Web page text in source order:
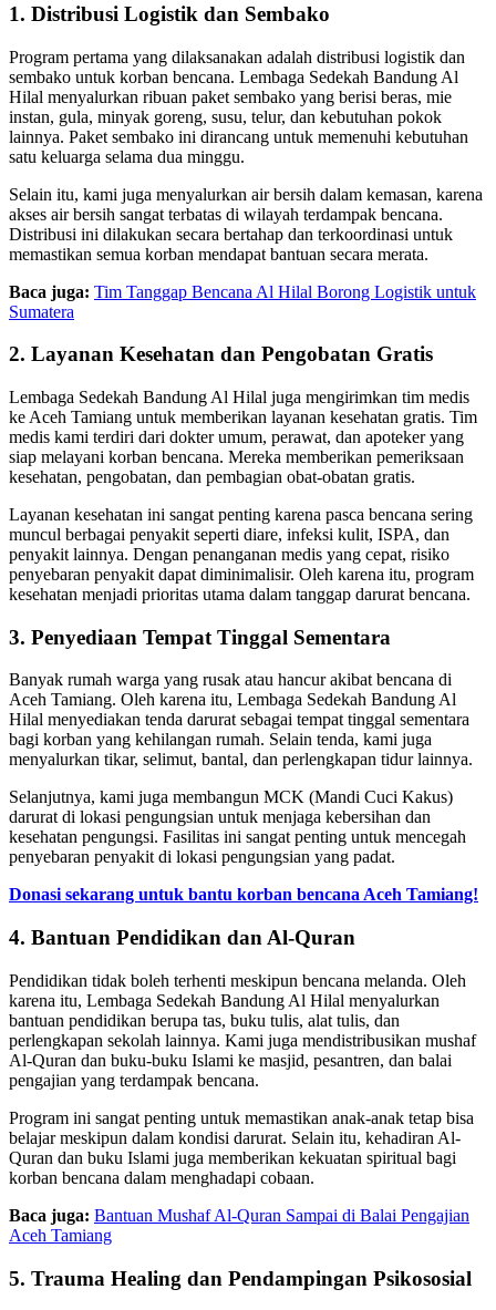
1. Distribusi Logistik dan Sembako
Program pertama yang dilaksanakan adalah distribusi logistik dan
sembako untuk korban bencana. Lembaga Sedekah Bandung Al
Hilal menyalurkan ribuan paket sembako yang berisi beras, mie
instan, gula, minyak goreng, susu, telur, dan kebutuhan pokok
lainnya. Paket sembako ini dirancang untuk memenuhi kebutuhan
satu keluarga selama dua minggu.
Selain itu, kami juga menyalurkan air bersih dalam kemasan, karena
akses air bersih sangat terbatas di wilayah terdampak bencana.
Distribusi ini dilakukan secara bertahap dan terkoordinasi untuk
memastikan semua korban mendapat bantuan secara merata.
Baca juga: Tim Tanggap Bencana Al Hilal Borong Logistik untuk
Sumatera
2. Layanan Kesehatan dan Pengobatan Gratis
Lembaga Sedekah Bandung Al Hilal juga mengirimkan tim medis
ke Aceh Tamiang untuk memberikan layanan kesehatan gratis. Tim
medis kami terdiri dari dokter umum, perawat, dan apoteker yang
siap melayani korban bencana. Mereka memberikan pemeriksaan
kesehatan, pengobatan, dan pembagian obat-obatan gratis.
Layanan kesehatan ini sangat penting karena pasca bencana sering
muncul berbagai penyakit seperti diare, infeksi kulit, ISPA, dan
penyakit lainnya. Dengan penanganan medis yang cepat, risiko
penyebaran penyakit dapat diminimalisir. Oleh karena itu, program
kesehatan menjadi prioritas utama dalam tanggap darurat bencana.
3. Penyediaan Tempat Tinggal Sementara
Banyak rumah warga yang rusak atau hancur akibat bencana di
Aceh Tamiang. Oleh karena itu, Lembaga Sedekah Bandung Al
Hilal menyediakan tenda darurat sebagai tempat tinggal sementara
bagi korban yang kehilangan rumah. Selain tenda, kami juga
menyalurkan tikar, selimut, bantal, dan perlengkapan tidur lainnya.
Selanjutnya, kami juga membangun MCK (Mandi Cuci Kakus)
darurat di lokasi pengungsian untuk menjaga kebersihan dan
kesehatan pengungsi. Fasilitas ini sangat penting untuk mencegah
penyebaran penyakit di lokasi pengungsian yang padat.
Donasi sekarang untuk bantu korban bencana Aceh Tamiang!
4. Bantuan Pendidikan dan Al-Quran
Pendidikan tidak boleh terhenti meskipun bencana melanda. Oleh
karena itu, Lembaga Sedekah Bandung Al Hilal menyalurkan
bantuan pendidikan berupa tas, buku tulis, alat tulis, dan
perlengkapan sekolah lainnya. Kami juga mendistribusikan mushaf
Al-Quran dan buku-buku Islami ke masjid, pesantren, dan balai
pengajian yang terdampak bencana.
Program ini sangat penting untuk memastikan anak-anak tetap bisa
belajar meskipun dalam kondisi darurat. Selain itu, kehadiran Al-
Quran dan buku Islami juga memberikan kekuatan spiritual bagi
korban bencana dalam menghadapi cobaan.
Baca juga: Bantuan Mushaf Al-Quran Sampai di Balai Pengajian
Aceh Tamiang
5. Trauma Healing dan Pendampingan Psikososial